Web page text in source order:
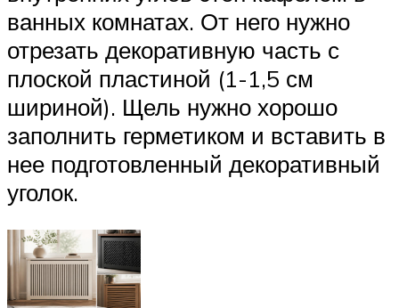
ванных комнатах. От него нужно
отрезать декоративную часть с
плоской пластиной (1-1,5 см
шириной). Щель нужно хорошо
заполнить герметиком и вставить в
нее подготовленный декоративный
уголок.